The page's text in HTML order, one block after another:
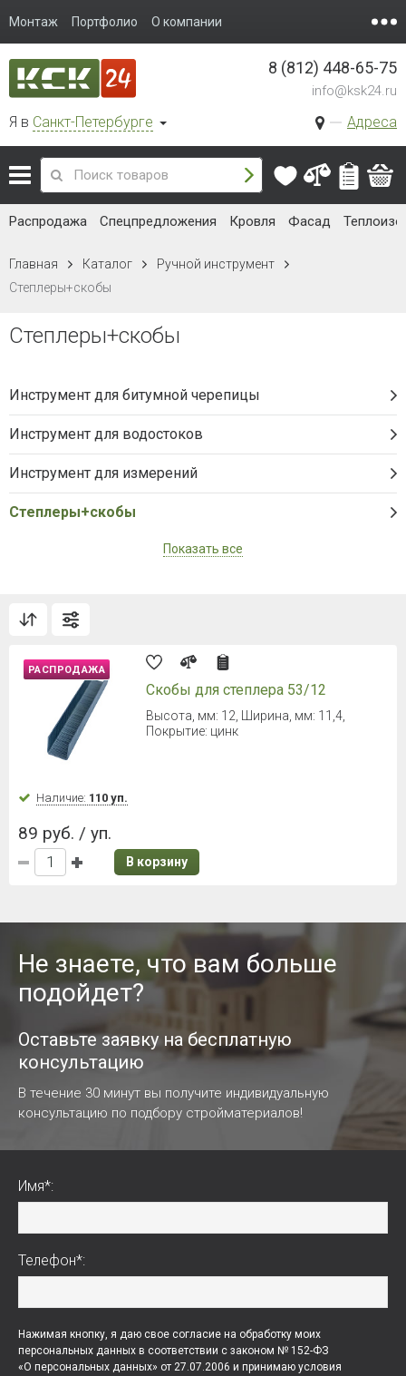
Монтаж Портфолио О компании
Я в Санкт-Петербурге Адреса
8 (812) 448-65-75
info@ksk24.ru
Распродажа Спецпредложения Кровля Фасад
Главная Каталог
Ручной инструмент
Степлеры+скобы
Степлеры+скобы
Инструмент для битумной черепицы
Инструмент для водостоков
Инструмент для измерений
Степлеры+скобы
Показать все
РАСПРОДАЖА
Скобы для степлера 53/12
Высота, мм: 12, Ширина, мм: 11,4,
Покрытие: цинк
Наличие: 110 уп.
89 руб. / уп.
В корзину
Не знаете, что вам больше
подойдет?
Оставьте заявку на бесплатную
консультацию
В течение 30 минут вы получите индивидуальную
консультацию по подбору стройматериалов!
Имя*:
Телефон*:
Нажимая кнопку, я даю свое согласие на обработку моих
персональных данных в соответствии с законом № 152-ФЗ
«О персональных данных» от 27.07.2006 и принимаю условия